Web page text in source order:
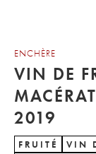
ENCHÈRE
VIN DE
2019
FRUITÉ
VIN